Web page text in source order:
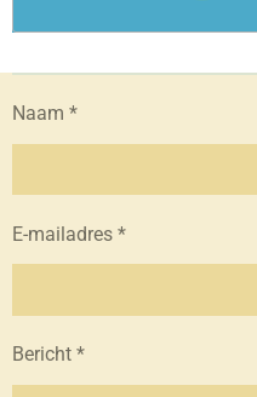
Naam *
E-mailadres *
Bericht *